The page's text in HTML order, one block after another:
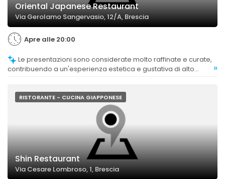
Oriental Japanese Restaurant
Via Gerolamo Sangervasio, 12/A, Brescia
Apre alle 20:00
contribuendo a un'esperienza estetica e gustativa di alto
»
RISTORANTE - CUCINA GIAPPONESE
Shin Restaurant
Via Cesare Lombroso, 1, Brescia